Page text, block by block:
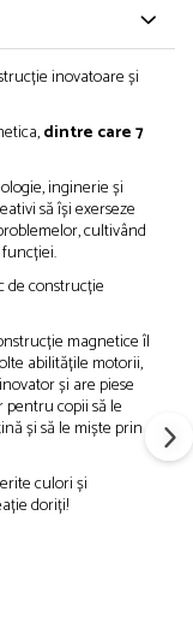
inovatoare și
dintre care 7
inginerie și
să își exerseze
cultivând
de construcție
magnetice îl
abilitățile motorii,
și are piese
copii să le
și să le miște prin
culori și
doriți!